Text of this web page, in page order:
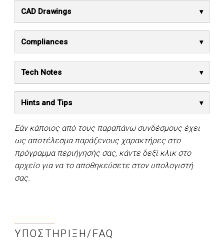
CAD Drawings
Compliances
Tech Notes
Hints and Tips
Εάν κάποιος από τους παραπάνω συνδέσμους έχει
ως αποτέλεσμα παράξενους χαρακτήρες στο
πρόγραμμα περιήγησής σας, κάντε δεξί κλικ στο
αρχείο για να το αποθηκεύσετε στον υπολογιστή
σας.
ΥΠΟΣΤΉΡΙΞΗ/FAQ